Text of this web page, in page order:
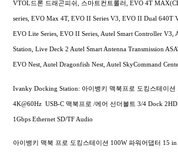
VTOL드론 드래곤피쉬, 스마트컨트롤러, EVO 4T
series, EVO Max 4T, EVO II Series V3, EVO II Dual 640T
EVO Lite Series, EVO II Series, Autel Smart Controller V3,
Station, Live Deck 2 Autel Smart Antenna Transmission
EVO Nest, Autel Dragonfish Nest, Autel SkyCommand
Ivanky Docking Station: 아이뱅키 맥북프로 도킹스테이션
4K@60Hz USB-C 맥북프로 /에어 선더볼트 3/4 Dock
1Gbps Ethernet SD/TF Audio
아이뱅키 맥북 프로 도킹스테이션 100W 파워어댑터 15